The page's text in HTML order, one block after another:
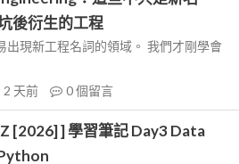
後衍生的工程
現新工程名詞的領域。 我們才剛學會
2 天前 0個留言
[2026] ] 學習筆記 Day3 Data